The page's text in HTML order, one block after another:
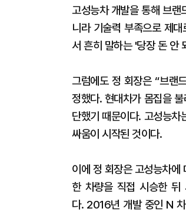
고성능차 개발을 통해 브랜
니라 기술력 부족으로 제
서 흔히 말하는 '당장 돈 안
그럼에도 정 회장은 “브랜
정했다. 현대차가 몸집을
단했기 때문이다. 고성능
싸움이 시작된 것이다.
이에 정 회장은 고성능차에
한 차량을 직접 시승한 뒤
다. 2016년 개발 중인 N